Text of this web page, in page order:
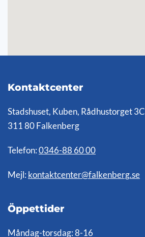
Kontaktcenter
Stadshuset, Kuben, Rådhustorget 3C
311 80 Falkenberg
Telefon: 0346-88 60 00
Mejl: kontaktcenter@falkenberg.se
Öppettider
Måndag-torsdag: 8-16